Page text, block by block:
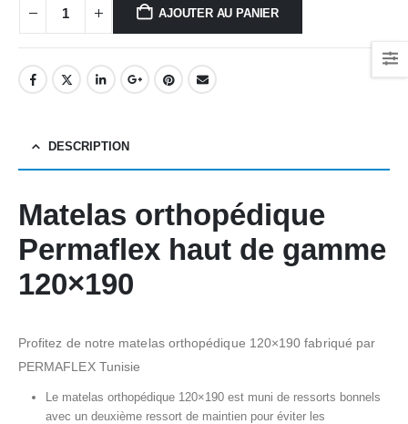
AJOUTER AU PANIER
DESCRIPTION
Matelas orthopédique
Permaflex haut de gamme
120×190
Profitez de notre matelas orthopédique 120×190 fabriqué par
PERMAFLEX Tunisie
Le matelas orthopédique 120×190 est muni de ressorts bonnels
avec un deuxième ressort de maintien pour éviter les